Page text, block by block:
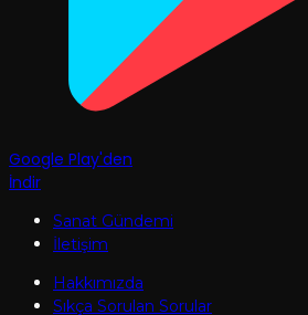
Google Play'den
İndir
Sanat Gündemi
İletişim
Hakkımızda
Sıkça Sorulan Sorular